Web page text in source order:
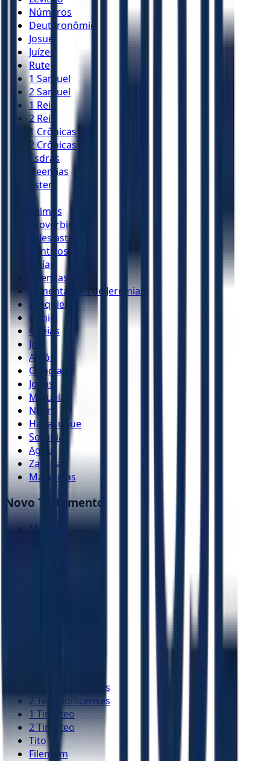
Números
Deuteronômio
Josué
Juízes
Rute
1 Samuel
2 Samuel
1 Reis
2 Reis
1 Crônicas
2 Crônicas
Esdras
Neemias
Ester
Jó
Salmos
Provérbios
Eclesiastes
Cânticos
Isaías
Jeremias
Lamentações de Jeremias
Ezequiel
Daniel
Oséias
Joel
Amós
Obadias
Jonas
Miquéias
Naum
Habacuque
Sofonias
Ageu
Zacarias
Malaquias
Novo Testamento
Mateus
1 Tessalonicenses
2 Tessalonicenses
1 Timóteo
2 Timóteo
Tito
Filemom